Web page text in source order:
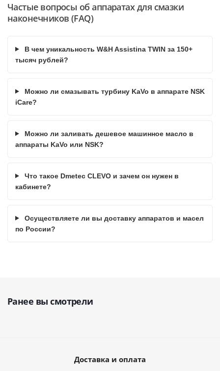
Частые вопросы об аппаратах для смазки
наконечников (FAQ)
В чем уникальность W&H Assistina TWIN за 150+
тысяч рублей?
Можно ли смазывать турбину KaVo в аппарате NSK
iCare?
Можно ли заливать дешевое машинное масло в
аппараты KaVo или NSK?
Что такое Dmetec CLEVO и зачем он нужен в
кабинете?
Осуществляете ли вы доставку аппаратов и масел
по России?
Ранее вы смотрели
Доставка и оплата